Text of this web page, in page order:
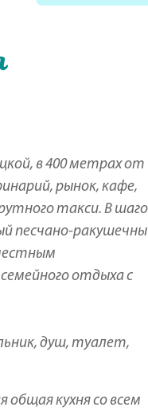
в 400 метрах от
рынок, кафе,
такси. В
песчано-
отдыха с
душ, туалет,
кухня со всем